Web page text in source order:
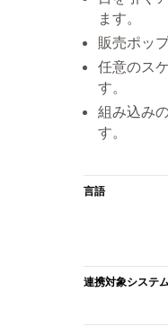
ます。
販売ポッ
任意のス
す。
組み込み
す。
言語
連携対象システ